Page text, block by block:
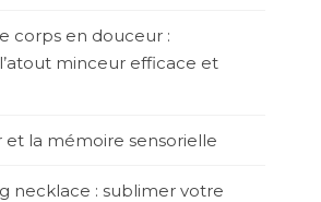
corps en douceur :
l’atout minceur efficace et
et la mémoire sensorielle
necklace : sublimer votre